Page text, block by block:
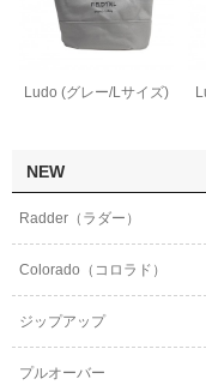
Ludo (グレー/Lサイズ)
NEW
Radder（ラダー）
Colorado（コロラド）
ジップアップ
プルオーバー